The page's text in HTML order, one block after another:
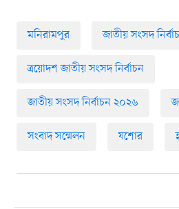
মনিরামপুর জাতীয় সংসদ
ত্রয়োদশ জাতীয় সংসদ নির্বাচন
জাতীয় সংসদ নির্বাচন ২০২৬
সংবাদ সম্মেলন যশোর